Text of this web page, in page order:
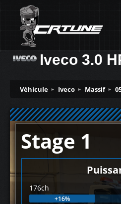
Iveco 3.0
Véhicule Iveco Massif
Stage 1
176ch
+16%